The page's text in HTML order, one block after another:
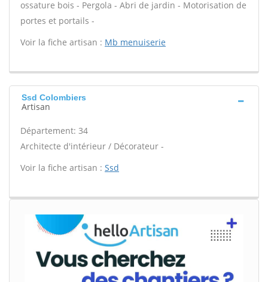
ossature bois - Pergola - Abri de jardin - Motorisation de
portes et portails -
Voir la fiche artisan : Mb menuiserie
Ssd Colombiers
Artisan
Département: 34
Architecte d'intérieur / Décorateur -
Voir la fiche artisan : Ssd